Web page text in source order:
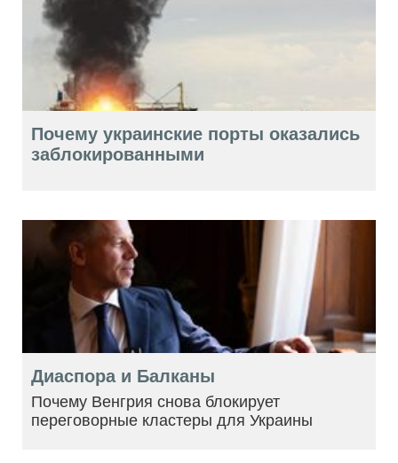
Почему украинские порты оказались
заблокированными
Диаспора и Балканы
Почему Венгрия снова блокирует
переговорные кластеры для Украины